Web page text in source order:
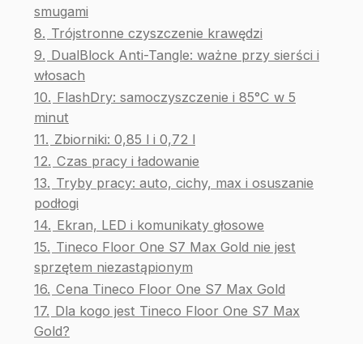
smugami
8. Trójstronne czyszczenie krawędzi
9. DualBlock Anti-Tangle: ważne przy sierści i
włosach
10. FlashDry: samoczyszczenie i 85°C w 5
minut
11. Zbiorniki: 0,85 l i 0,72 l
12. Czas pracy i ładowanie
13. Tryby pracy: auto, cichy, max i osuszanie
podłogi
14. Ekran, LED i komunikaty głosowe
15. Tineco Floor One S7 Max Gold nie jest
sprzętem niezastąpionym
16. Cena Tineco Floor One S7 Max Gold
17. Dla kogo jest Tineco Floor One S7 Max
Gold?